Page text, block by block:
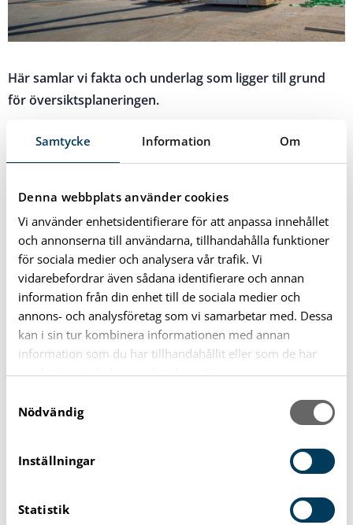
Samtycke Information Om
Denna webbplats använder cookies
Vi använder enhetsidentifierare för att anpassa innehållet
och annonserna till användarna, tillhandahålla funktioner
för sociala medier och analysera vår trafik. Vi
vidarebefordrar även sådana identifierare och annan
information från din enhet till de sociala medier och
annons- och analysföretag som vi samarbetar med. Dessa
kan i sin tur kombinera informationen med annan
information som du har tillhandahållit eller som de har
samlat in när du har använt deras tjänster.
Nödvändig
Inställningar
Statistik
Här samlar vi fakta och underlag som ligger till grund
för översiktsplaneringen.
Materialet visar:
Områden skyddade enligt lag
Riksintressen
Miljö- och riskfaktorer
Kommunikationer och infrastruktur
Regionala frågor
Karlshamn har många kvaliteter som gör kommunen
attraktiv för boende, företag och besökare:
Innerstad med levande handelstraditioner
Attraktivt boende nära hav och natur
Levande landsbygd och vacker skärgård
Det finns med andra ord mycket att bygga vidare på